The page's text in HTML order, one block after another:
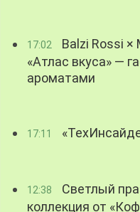
17:02
Balzi Rossi ×
«Атлас вкуса» —
ароматами
17:11
12:38
Светлый
коллекция от